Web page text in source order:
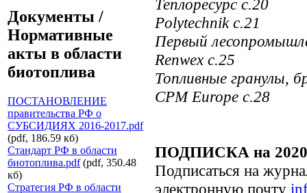
Документы /
Нормативные
акты в области
биотоплива
ПОСТАНОВЛЕНИЕ
правительства РФ о
СУБСИДИЯХ 2016-2017.pdf
(pdf, 186.59 кб)
Стандарт РФ в области
биотоплива.pdf(pdf, 350.48
кб)
Стратегия РФ в области
Теплоресурс с.20
Polytechnik c.21
Первый
Renwex c.25
Топливные гранулы,
CPM Europe с.28
ПОДПИСКА на 2020
Подписаться на
электронную почту